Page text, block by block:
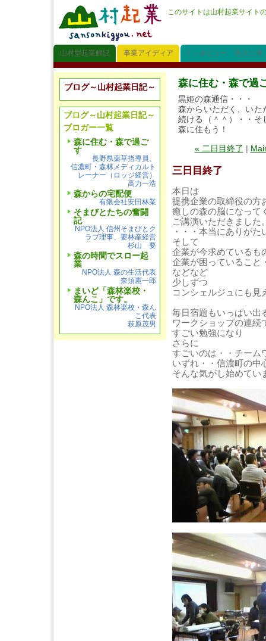
このサイトは山村起業サイト
山村型起業解説 事業アイディア インタビュー「先人に学
森に住む・森で過
黒姫の森通信・・・
森からいただく、いた
続ける（＾＾）・・そ
森に住もう！
« 二日目終了 |
三日目終了
本日は
提携企業の取締役の方
癒しの森の脳になって
ご講演いただきました
・・・本当にありが
そして
企業が今求めているも
企業が困っていること
などなど
少しずつ
コンシェルジュにも見
毎日宿題もいっぱい出
ワークショップの連続
すごい勉強になり
さらに
すごいのは・・チーム
いずれ・・信濃町の中
そんな気がし始めてい
ブログ～山村起業日記～
ブログ～山村起業日記～
ブロガー一覧
森に住む・森で過ご
す
長野県薬草指導員、
信濃町・森林メディカルト
レーナー（ロッジ経営）
高力一浩
森からの宅配便
有限会社安田林業
そまびとたちの奮闘
記
NPO法人 信州そまびとク
ラブ理事、要林産経営
杉山 要
森の時間でスロー起
業
NPO法人 森の生活代表
奈須憲一郎
まいど「森林楽校・
森んこ」です。
NPO法人 森林楽校・森ん
こ代表
萩原茂男